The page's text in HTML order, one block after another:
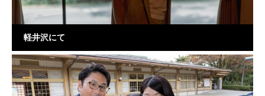
軽井沢にて